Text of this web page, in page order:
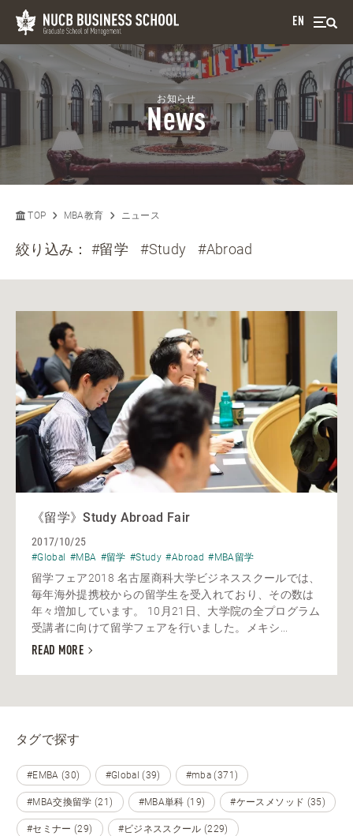
EN
お知らせ
News
TOP MBA教育 ニュース
絞り込み：#留学 #Study #Abroad
《留学》Study Abroad Fair
2017/10/25
#Global #MBA #留学 #Study #Abroad #MBA留学
留学フェア2018 名古屋商科大学ビジネススクールでは、
毎年海外提携校からの留学生を受入れており、その数は
年々増加しています。 10月21日、大学院の全プログラム
受講者に向けて留学フェアを行いました。メキシ...
READ MORE
タグで探す
#EMBA (30) #Global (39) #mba (371)
#MBA交換留学 (21) #MBA単科 (19) #ケースメソッド (35)
#セミナー (29) #ビジネススクール (229)